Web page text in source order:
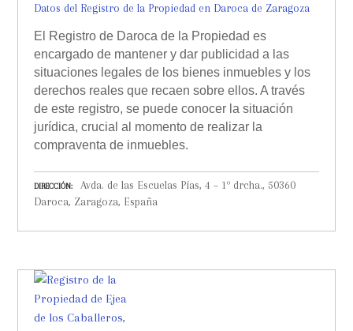
Datos del Registro de la Propiedad en Daroca de Zaragoza
El Registro de Daroca de la Propiedad es
encargado de mantener y dar publicidad a las
situaciones legales de los bienes inmuebles y los
derechos reales que recaen sobre ellos. A través
de este registro, se puede conocer la situación
jurídica, crucial al momento de realizar la
compraventa de inmuebles.
DIRECCIÓN
Avda. de las Escuelas Pías, 4 – 1º drcha., 50360
Daroca, Zaragoza, España